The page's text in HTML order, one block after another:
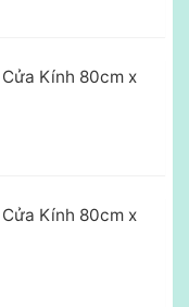
Kính 80cm x
Kính 80cm x